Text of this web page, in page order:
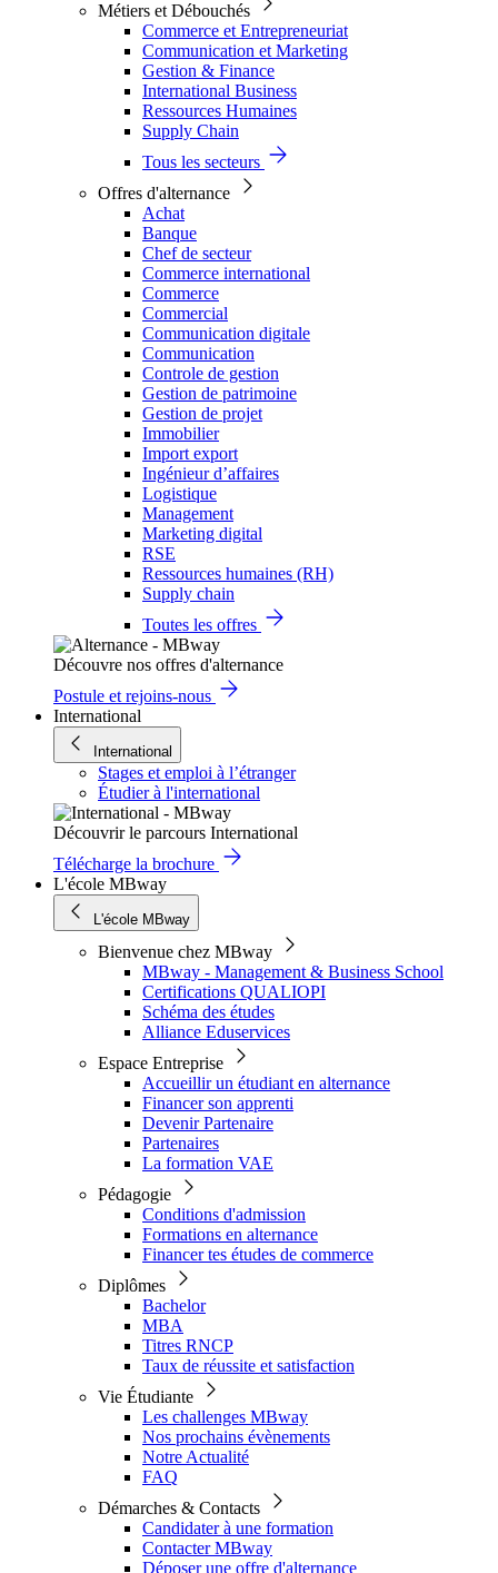
Métiers et Débouchés
Commerce et Entrepreneuriat
Communication et Marketing
Gestion & Finance
International Business
Ressources Humaines
Supply Chain
Tous les secteurs
Offres d'alternance
Achat
Banque
Chef de secteur
Commerce international
Commerce
Commercial
Communication digitale
Communication
Controle de gestion
Gestion de patrimoine
Gestion de projet
Immobilier
Import export
Ingénieur d’affaires
Logistique
Management
Marketing digital
RSE
Ressources humaines (RH)
Supply chain
Toutes les offres
Découvre nos offres d'alternance
Postule et rejoins-nous
International
International
Stages et emploi à l’étranger
Étudier à l'international
Découvrir le parcours International
Télécharge la brochure
L'école MBway
L'école MBway
Bienvenue chez MBway
MBway - Management & Business School
Certifications QUALIOPI
Schéma des études
Alliance Eduservices
Espace Entreprise
Accueillir un étudiant en alternance
Financer son apprenti
Devenir Partenaire
Partenaires
La formation VAE
Pédagogie
Conditions d'admission
Formations en alternance
Financer tes études de commerce
Diplômes
Bachelor
MBA
Titres RNCP
Taux de réussite et satisfaction
Vie Étudiante
Les challenges MBway
Nos prochains évènements
Notre Actualité
FAQ
Démarches & Contacts
Candidater à une formation
Contacter MBway
Déposer une offre d'alternance